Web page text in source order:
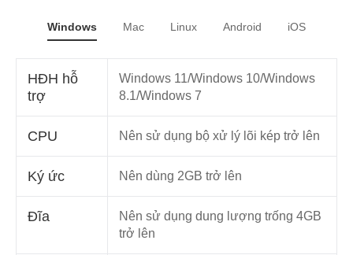
Windows Mac Linux Android iOS
HĐH hỗ
trợ
Windows 11/Windows 10/Windows
8.1/Windows 7
CPU Nên sử dụng bộ xử lý lõi kép trở lên
Ký ức Nên dùng 2GB trở lên
Đĩa
Nên sử dụng dung lượng trống 4GB
trở lên